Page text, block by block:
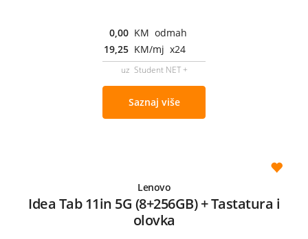
0,00 KM odmah
19,25 KM/mj x24
uz Student NET +
Saznaj više
Lenovo
Idea Tab 11in 5G (8+256GB) + Tastatura i
olovka